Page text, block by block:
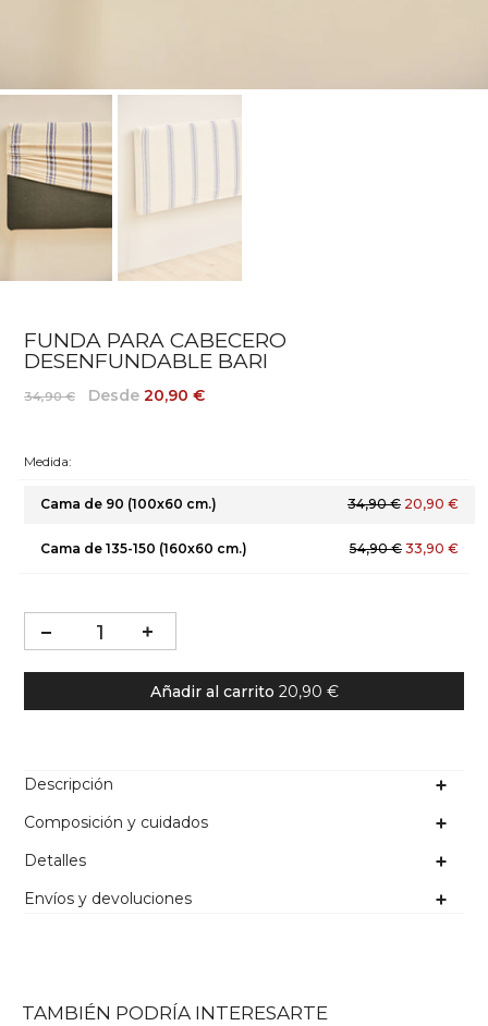
FUNDA PARA CABECERO
DESENFUNDABLE BARI
34,90 € Desde 20,90 €
Medida:
Cama de 90 (100x60 cm.) 34,90 € 20,90 €
Cama de 135-150 (160x60 cm.) 54,90 € 33,90 €
Añadir al carrito 20,90 €
Descripción
Composición y cuidados
Detalles
Envíos y devoluciones
TAMBIÉN PODRÍA INTERESARTE